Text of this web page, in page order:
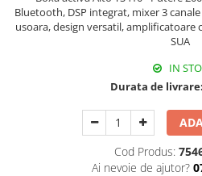
Triole / Melodica
Trompete piccolo
Bluetooth, DSP integrat, mixer 3
usoara, design versatil, amplificatoare
SUA
IN
Durata de livrare:
Cod Produs:
Ai nevoie de ajutor?